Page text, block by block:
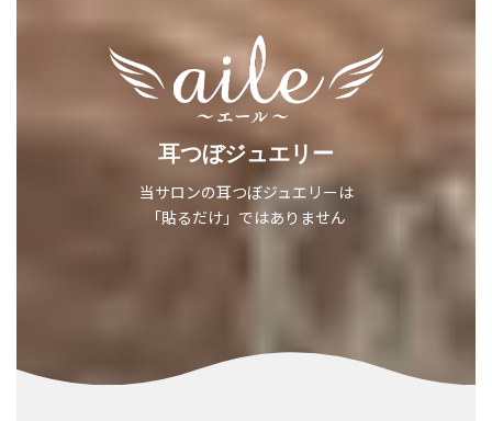
耳つぼジュエリー
当サロンの耳つぼジュエリーは
「貼るだけ」ではありません